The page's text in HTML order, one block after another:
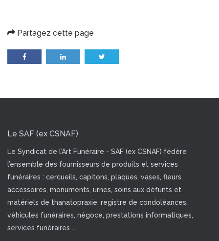
Partagez cette page
Le SAF (ex CSNAF)
Le Syndicat de l’Art Funéraire - SAF (ex CSNAF) fédère
l’ensemble des fournisseurs de produits et services
funéraires : cercueils, capitons, plaques, vases, fleurs,
accessoires, monuments, urnes, soins aux défunts et
matériels de thanatopraxie, registre de condoléances,
véhicules funéraires, négoce, prestations informatiques,
services funéraires …